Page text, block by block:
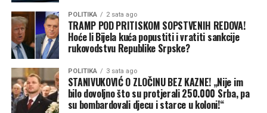
(BN)
POLITIKA 2 sata ago
TRAMP POD PRITISKOM SOPSTVENIH REDOVA!
Hoće li Bijela kuća popustiti i vratiti sankcije
rukovodstvu Republike Srpske?
POLITIKA 3 sata ago
STANIVUKOVIĆ O ZLOČINU BEZ KAZNE! „Nije im
bilo dovoljno što su protjerali 250.000 Srba, pa
su bombardovali djecu i starce u koloni!“